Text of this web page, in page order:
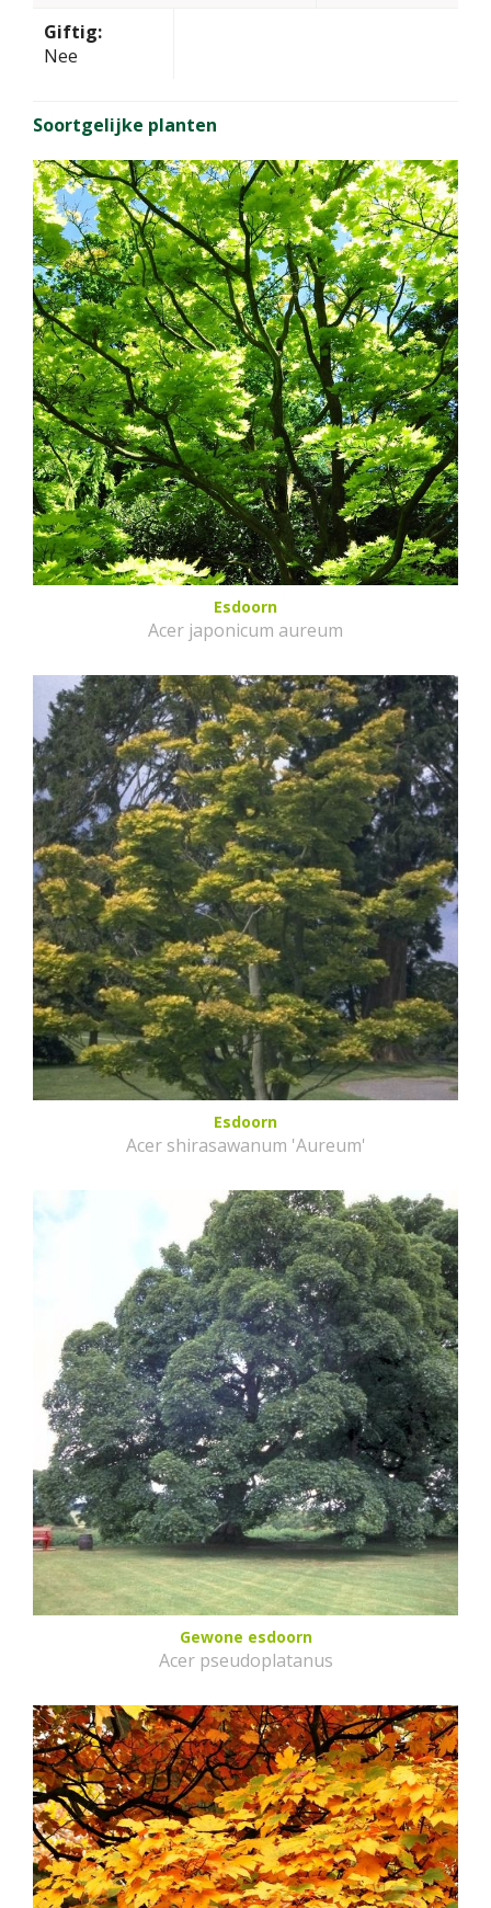
Giftig:
Nee
Soortgelijke planten
Esdoorn
Acer japonicum aureum
Esdoorn
Acer shirasawanum 'Aureum'
Gewone esdoorn
Acer pseudoplatanus